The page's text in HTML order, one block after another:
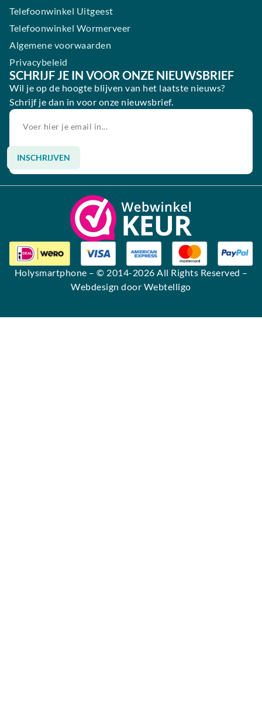
Telefoonwinkel Uitgeest
Telefoonwinkel Wormerveer
Algemene voorwaarden
Privacybeleid
SCHRIJF JE IN VOOR ONZE NIEUWSBRIEF
Wil je op de hoogte blijven van het laatste nieuws?
Schrijf je dan in voor onze nieuwsbrief.
INSCHRIJVEN
Alternative:
Holysmartphone – © 2014-2026 All Rights Reserved –
Webdesign door Webtelligo